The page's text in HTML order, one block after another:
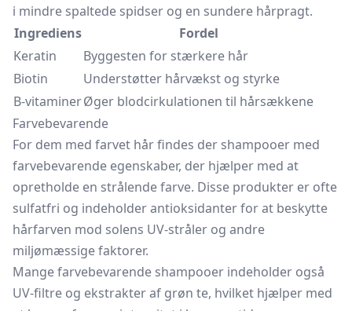
i mindre spaltede spidser og en sundere hårpragt.
Ingrediens
Fordel
Keratin
Byggesten for stærkere hår
Biotin
Understøtter hårvækst og styrke
B-vitaminerØger blodcirkulationen til hårsækkene
Farvebevarende
For dem med farvet hår findes der shampooer med
farvebevarende egenskaber, der hjælper med at
opretholde en strålende farve. Disse produkter er ofte
sulfatfri og indeholder antioksidanter for at beskytte
hårfarven mod solens UV-stråler og andre
miljømæssige faktorer.
Mange farvebevarende shampooer indeholder også
UV-filtre og ekstrakter af grøn te, hvilket hjælper med